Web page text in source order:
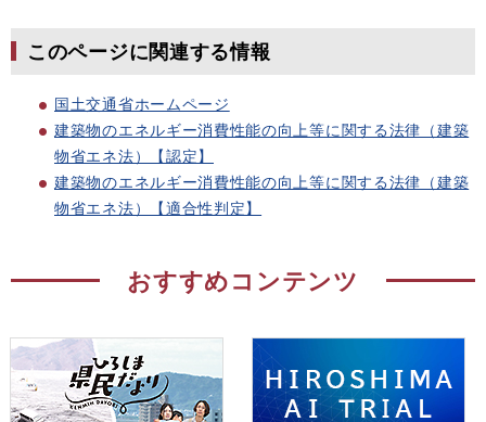
このページに関連する情報
国土交通省ホームページ
建築物のエネルギー消費性能の向上等に関する法律（建築
物省エネ法）【認定】
建築物のエネルギー消費性能の向上等に関する法律（建築
物省エネ法）【適合性判定】
おすすめコンテンツ